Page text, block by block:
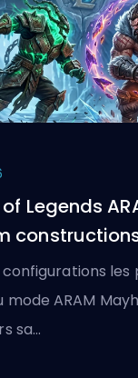
Legends
configurations les
mode ARAM
sa…